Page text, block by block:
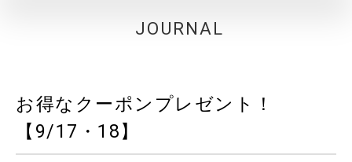
JOURNAL
お得なクーポンプレゼント！
【9/17・18】